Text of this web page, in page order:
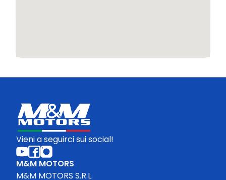
Vieni a seguirci sui social!
M&M MOTORS
M&M MOTORS S.R.L.